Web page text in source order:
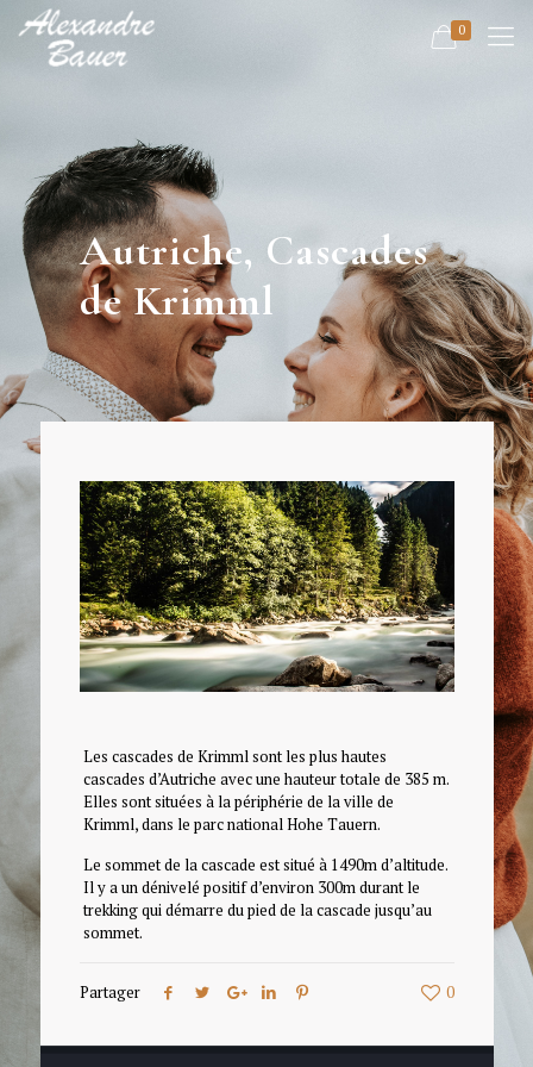
0
Autriche, Cascades
de Krimml
Les cascades de Krimml sont les plus hautes
cascades d’Autriche avec une hauteur totale de 385 m.
Elles sont situées à la périphérie de la ville de
Krimml, dans le parc national Hohe Tauern.
Le sommet de la cascade est situé à 1490m d’altitude.
Il y a un dénivelé positif d’environ 300m durant le
trekking qui démarre du pied de la cascade jusqu’au
sommet.
Partager 0